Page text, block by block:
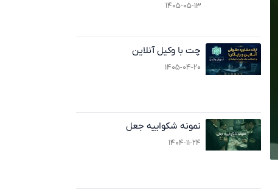
۱۴۰۵-۰۵-۱۳
چت با وکیل آنلاین
۱۴۰۵-۰۴-۲۰
نمونه شکواییه جعل
۱۴۰۴-۱۱-۲۴